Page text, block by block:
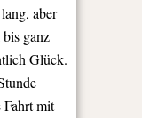
aber
ganz
Glück.
Fahrt mit